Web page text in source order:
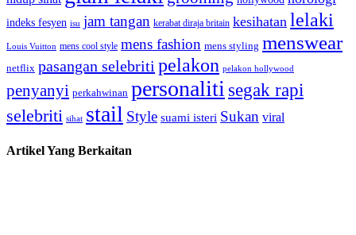
indeks fesyen isu jam tangan kerabat diraja britain kesihatan lelaki
Louis Vuitton mens cool style mens fashion mens styling menswear
netflix pasangan selebriti pelakon pelakon hollywood
penyanyi perkahwinan personaliti segak rapi
selebriti sihat stail Style suami isteri Sukan viral
Artikel Yang Berkaitan